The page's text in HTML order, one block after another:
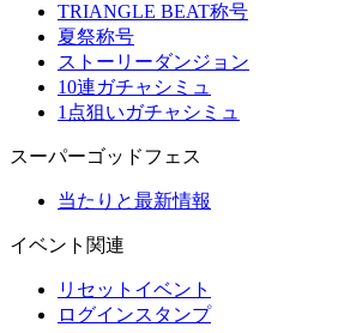
TRIANGLE BEAT称号
夏祭称号
ストーリーダンジョン
10連ガチャシミュ
1点狙いガチャシミュ
スーパーゴッドフェス
当たりと最新情報
イベント関連
リセットイベント
ログインスタンプ